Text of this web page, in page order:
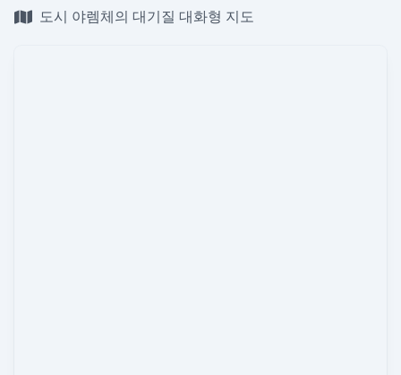
도시 야렘체의 대기질 대화형 지도